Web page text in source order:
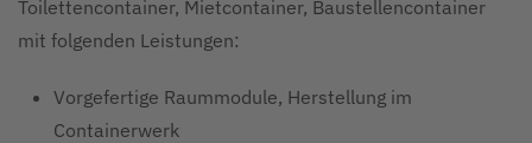
Toilettencontainer, Mietcontainer, Baustellencontainer
mit folgenden Leistungen:
Vorgefertige Raummodule, Herstellung im
Containerwerk